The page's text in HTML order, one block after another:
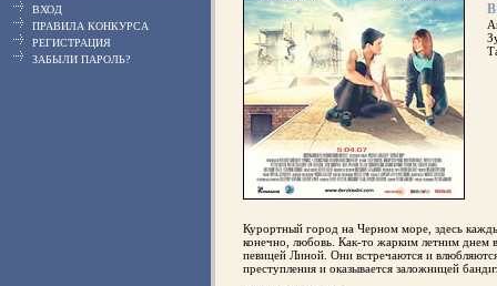
ВХОД
ПРАВИЛА КОНКУРСА
РЕГИСТРАЦИЯ
ЗАБЫЛИ ПАРОЛЬ?
Курортный город на Черном море, здесь
конечно, любовь. Как-то жарким летним днем
певицей Линой. Они встречаются и
преступления и оказывается заложницей